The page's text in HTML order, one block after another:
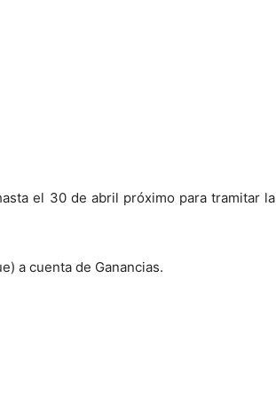
el 30 de abril próximo para tramitar la
a cuenta de Ganancias.